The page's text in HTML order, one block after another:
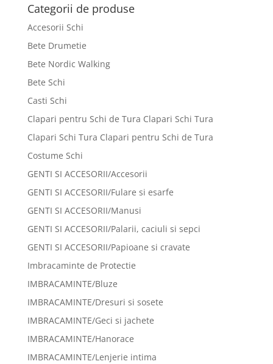
Categorii de produse
Accesorii Schi
Bete Drumetie
Bete Nordic Walking
Bete Schi
Casti Schi
Clapari pentru Schi de Tura Clapari Schi Tura
Clapari Schi Tura Clapari pentru Schi de Tura
Costume Schi
GENTI SI ACCESORII/Accesorii
GENTI SI ACCESORII/Fulare si esarfe
GENTI SI ACCESORII/Manusi
GENTI SI ACCESORII/Palarii, caciuli si sepci
GENTI SI ACCESORII/Papioane si cravate
Imbracaminte de Protectie
IMBRACAMINTE/Bluze
IMBRACAMINTE/Dresuri si sosete
IMBRACAMINTE/Geci si jachete
IMBRACAMINTE/Hanorace
IMBRACAMINTE/Lenjerie intima